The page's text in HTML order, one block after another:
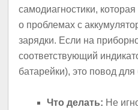
самодиагностики,
о проблемах с
зарядки. Если на
соответствующий
батарейки), это повод для
Что делать: Не